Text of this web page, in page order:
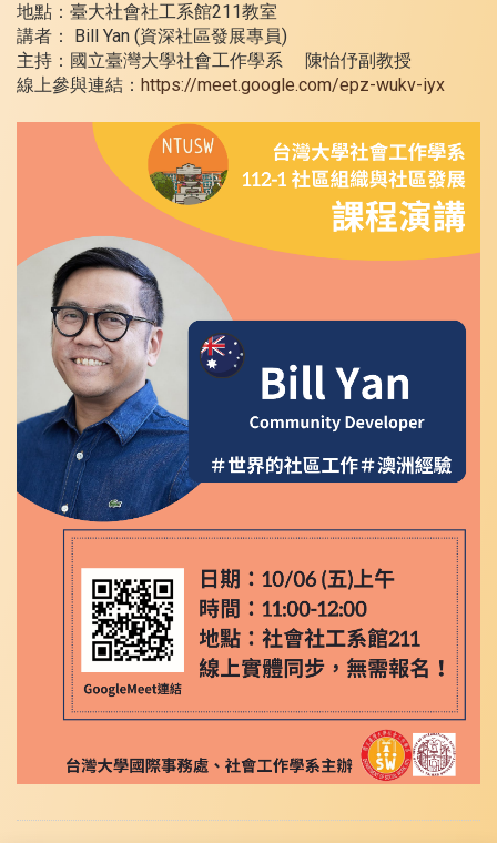
地點：臺大社會社工系館211教室
講者： Bill Yan (資深社區發展專員)
主持：國立臺灣大學社會工作學系 陳怡伃副教授
線上參與連結： https://meet.google.com/epz-wukv-iyx